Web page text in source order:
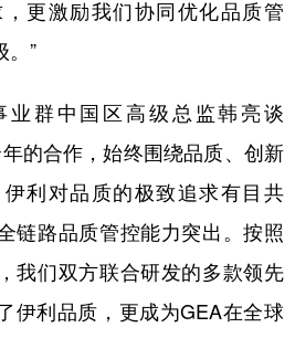
更激励我们协同优化品质管
。”
业群中国区高级总监韩亮谈
的合作，始终围绕品质、创新
利对品质的极致追求有目共
链路品质管控能力突出。按照
我们双方联合研发的多款领先
伊利品质，更成为GEA在全球